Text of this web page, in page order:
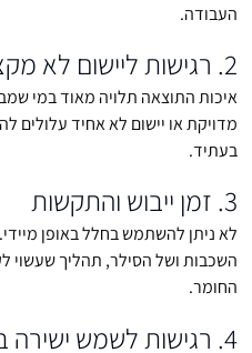
העבודה.
2. רגישות ליישום לא מקצועי
איכות התוצאה תלויה מאוד במי
מדויקת או יישום לא אחיד עלולים
בעתיד.
3. זמן ייבוש והתקשות
לא ניתן להשתמש בחלל באופן
השכבות ושל הסילר, תהליך שעשוי
החומר.
4. רגישות לשמש ישירה במקרים מסוימים